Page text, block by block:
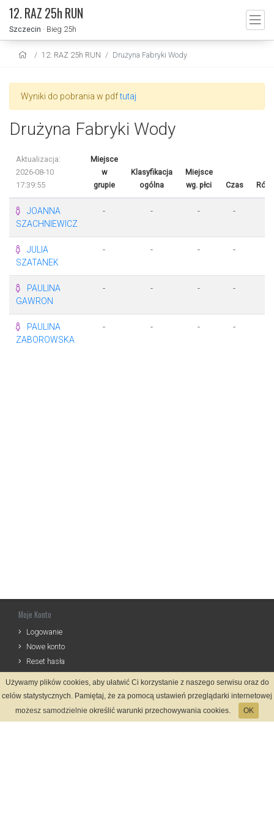
12. RAZ 25h RUN
Szczecin · Bieg 25h
12. RAZ 25h RUN Drużyna Fabryki Wody
Wyniki do pobrania w pdftutaj
Drużyna Fabryki Wody
Aktualizacja:
2026-08-10
17:39:55
Miejsce
w
grupie
Klasyfikacja
ogólna
Miejsce
wg. płci
Czas
JOANNA
SZACHNIEWICZ
- - - -
JULIA
SZATANEK
- - - -
PAULINA
GAWRON
- - - -
PAULINA
ZABOROWSKA
- - - -
Moje Konto
Logowanie
Nowe konto
Reset hasła
Informacje
Zasady Rejestracji
Używamy plików cookies, aby ułatwić Ci korzystanie z naszego serwisu oraz do
celów statystycznych. Pamiętaj, że za pomocą ustawień przeglądarki internetowej
możesz samodzielnie określić warunki przechowywania cookies.
OK